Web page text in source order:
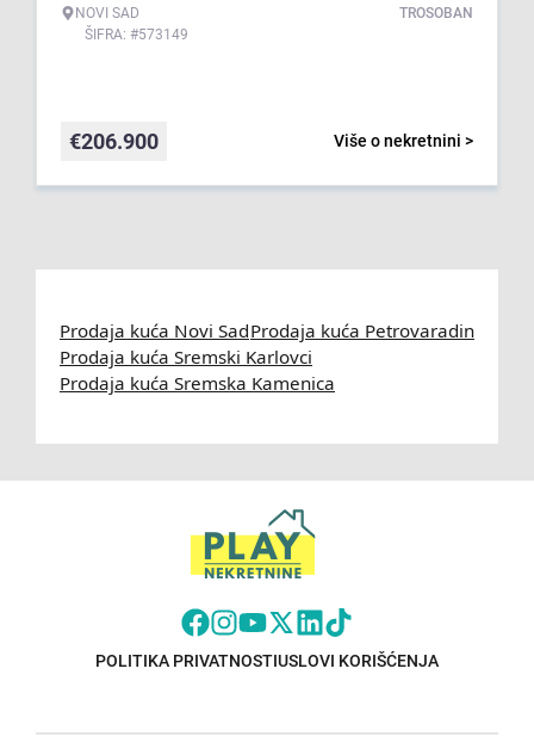
NOVI SAD
ŠIFRA: #573149
TROSOBAN
Više o nekretnini >
€206.900
Prodaja kuća Novi SadProdaja kuća Petrovaradin
Prodaja kuća Sremski Karlovci
Prodaja kuća Sremska Kamenica
POLITIKA PRIVATNOSTIUSLOVI KORIŠĆENJA